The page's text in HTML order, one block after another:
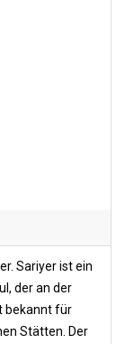
Sariyer ist ein
der an der
bekannt für
Stätten. Der